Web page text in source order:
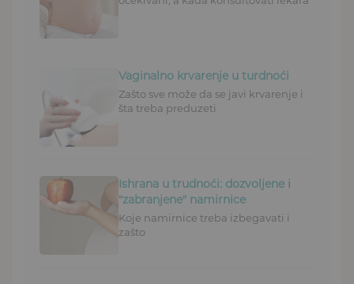
Vaginalno krvarenje u turdnoći
Zašto sve može da se javi krvarenje i
šta treba preduzeti
Ishrana u trudnoći: dozvoljene i
"zabranjene" namirnice
Koje namirnice treba izbegavati i
zašto